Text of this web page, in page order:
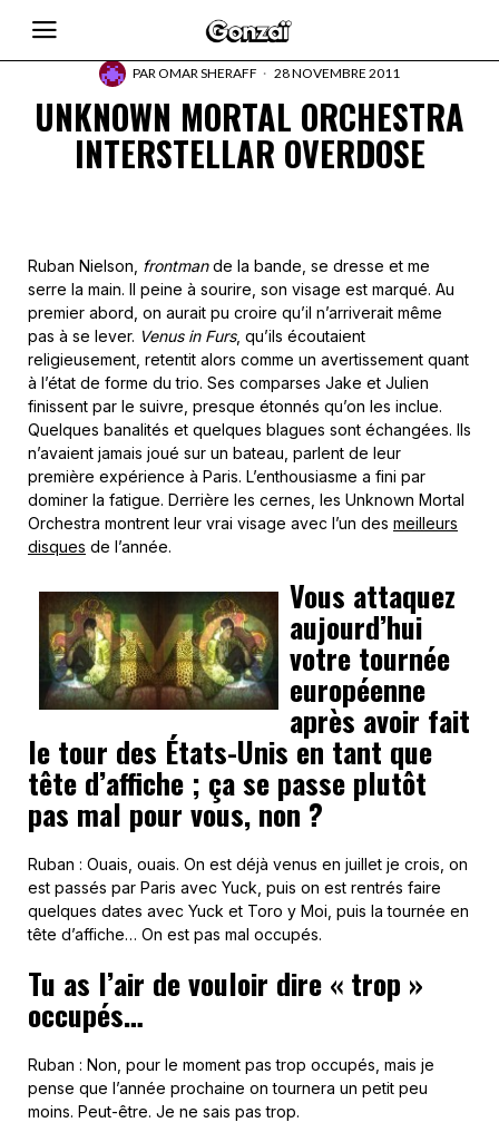
PAROMAR SHERAFF 28 NOVEMBRE 2011
UNKNOWN MORTAL ORCHESTRA
INTERSTELLAR OVERDOSE
Ruban Nielson, frontmande la bande, se dresse et me
serre la main. Il peine à sourire, son visage est marqué. Au
premier abord, on aurait pu croire qu’il n’arriverait même
pas à se lever. Venus in Furs, qu’ils écoutaient
religieusement, retentit alors comme un avertissement quant
à l’état de forme du trio. Ses comparses Jake et Julien
finissent par le suivre, presque étonnés qu’on les inclue.
Quelques banalités et quelques blagues sont échangées. Ils
n’avaient jamais joué sur un bateau, parlent de leur
première expérience à Paris. L’enthousiasme a fini par
dominer la fatigue. Derrière les cernes, les Unknown Mortal
Orchestra montrent leur vrai visage avec l’un des meilleurs
disques de l’année.
Vous attaquez
aujourd’hui
votre tournée
européenne
après avoir fait
le tour des États-Unis en tant que
tête d’affiche ; ça se passe plutôt
pas mal pour vous, non ?
Ruban : Ouais, ouais. On est déjà venus en juillet je crois, on
est passés par Paris avec Yuck, puis on est rentrés faire
quelques dates avec Yuck et Toro y Moi, puis la tournée en
tête d’affiche… On est pas mal occupés.
Tu as l’air de vouloir dire « trop »
occupés…
Ruban : Non, pour le moment pas trop occupés, mais je
pense que l’année prochaine on tournera un petit peu
moins. Peut-être. Je ne sais pas trop.